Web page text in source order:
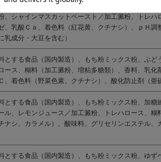
とする食品（国内製造）、シャインマスカット加
、シャインマスカットペースト／加工澱粉、トレ
、乳酸Ｃａ、着色料（紅花黄、クチナシ）、ｐＨ
乳成分・大豆を含む）
とする食品（国内製造）、もち粉ミックス粉、ぶ
ース、糊料（加工澱粉、増粘多糖類）、香料、乳
、着色料（野菜色素、クチナシ）、酸化防止剤（亜
とする食品（国内製造）、もち粉ミックス粉、加
ル、レモンジュース／加工澱粉、トレハロース、
ナシ、カラメル）、酸味料、グリセリンエステル
とする食品（国内製造）、もち粉ミックス粉、ゆ